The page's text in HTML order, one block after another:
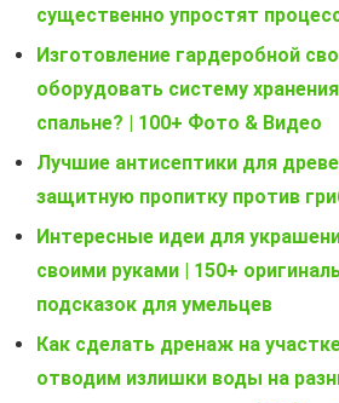
существенно упростят
Изготовление гардеробной
оборудовать систему
спальне? | 100+ Фото & Видео
Лучшие антисептики для
защитную пропитку против
Интересные идеи для
своими руками | 150+
подсказок для умельцев
Как сделать дренаж на
отводим излишки воды на